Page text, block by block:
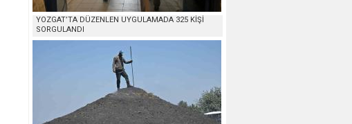
YOZGAT’TA DÜZENLEN UYGULAMADA 325 KİŞİ
SORGULANDI